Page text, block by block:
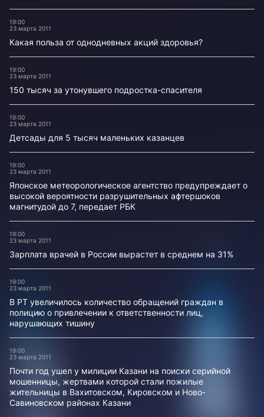
19:00
23 марта 2011
Какая польза от однодневных акций здоровья?
19:00
23 марта 2011
150 тысяч за утонувшего подростка-спасителя
19:00
23 марта 2011
Детсады для 5 тысяч маленьких казанцев
19:00
23 марта 2011
Японское метеорологическое агентство предупреждает о
высокой вероятности разрушительных афтершоков
магнитудой до 7, передает РБК
19:00
23 марта 2011
Зарплата врачей в России вырастет в среднем на 31%
19:00
23 марта 2011
В РТ увеличилось количество обращений граждан в
полицию о привлечении к ответственности лиц,
нарушающих тишину
19:00
23 марта 2011
Почти год ушел у милиции Казани на поиски серийной
мошенницы, жертвами которой стали пожилые
жительницы в Вахитовском, Кировском и Ново-
Савиновском районах Казани